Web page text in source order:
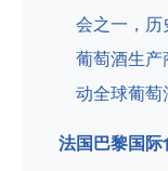
会之一，历
葡萄酒生产
动全球葡萄
法国巴黎国际